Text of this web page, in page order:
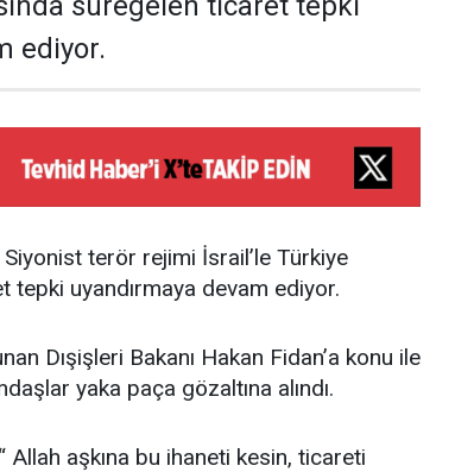
ediyor.
Siyonist terör rejimi İsrail’le Türkiye
tepki uyandırmaya devam ediyor.
Dışişleri Bakanı Hakan Fidan’a konu ile
yaka paça gözaltına alındı.
Allah aşkına bu ihaneti kesin, ticareti